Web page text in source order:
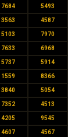
7684 5493
3563 4587
5103 7970
7633 6968
5737 5914
1559 8366
3840 5054
7352 4513
4205 9545
4607 4567